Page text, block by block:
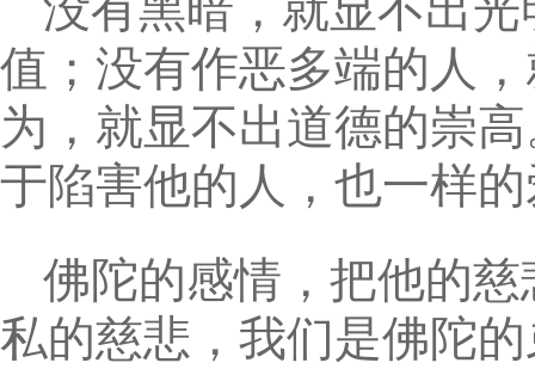
值；没有作恶多端的人
为，就显不出道德的崇
于陷害他的人，也一样
佛陀的感情，把他的
私的慈悲，我们是佛陀